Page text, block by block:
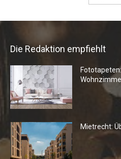
Die Redaktion empfiehlt
Mietrecht: